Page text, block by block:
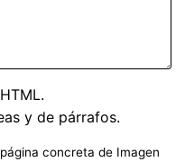
y de párrafos.
concreta de Imagen